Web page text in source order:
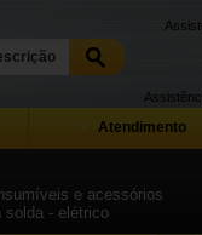
Atendimento
e acessórios
solda - elétrico